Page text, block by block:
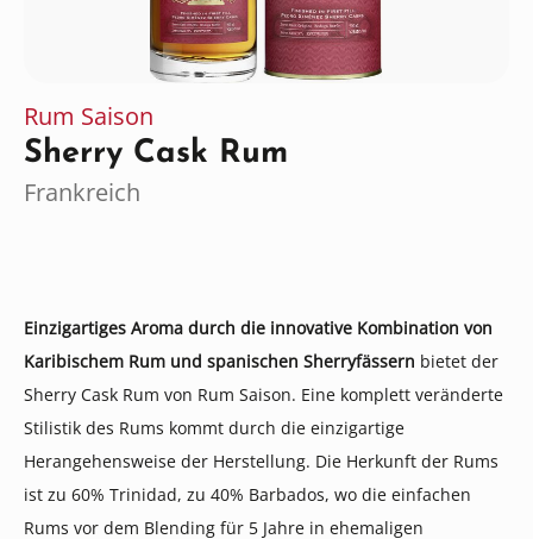
Rum Saison
Sherry Cask Rum
Frankreich
Einzigartiges Aroma durch die innovative Kombination von
Karibischem Rum und spanischen Sherryfässern bietet der
Sherry Cask Rum von Rum Saison. Eine komplett veränderte
Stilistik des Rums kommt durch die einzigartige
Herangehensweise der Herstellung. Die Herkunft der Rums
ist zu 60% Trinidad, zu 40% Barbados, wo die einfachen
Rums vor dem Blending für 5 Jahre in ehemaligen